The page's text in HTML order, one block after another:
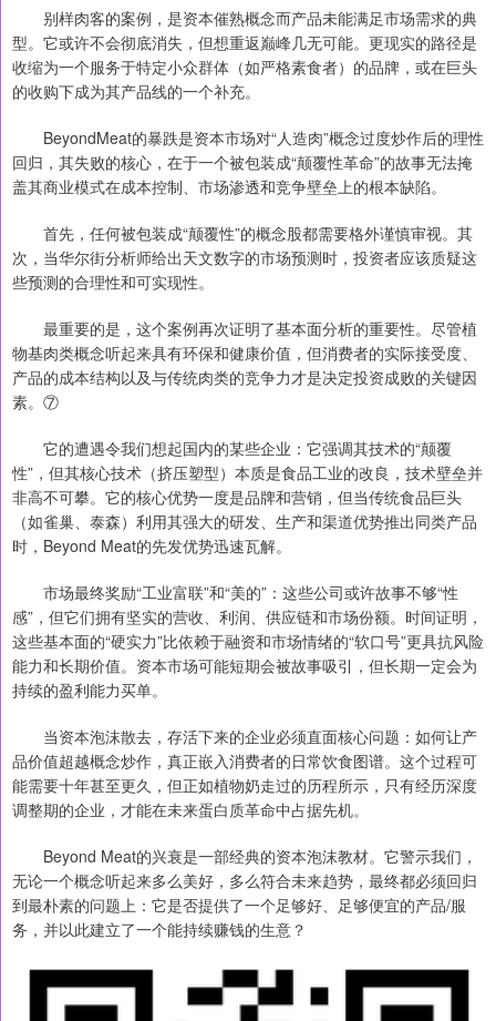
别样肉客的案例，是资本催熟概念而产品未能满足市场需求的典
型。它或许不会彻底消失，但想重返巅峰几无可能。更现实的路径是
收缩为一个服务于特定小众群体（如严格素食者）的品牌，或在巨头
的收购下成为其产品线的一个补充。
BeyondMeat的暴跌是资本市场对“人造肉”概念过度炒作后的理性
回归，其失败的核心，在于一个被包装成“颠覆性革命”的故事无法掩
盖其商业模式在成本控制、市场渗透和竞争壁垒上的根本缺陷。
首先，任何被包装成“颠覆性”的概念股都需要格外谨慎审视。其
次，当华尔街分析师给出天文数字的市场预测时，投资者应该质疑这
些预测的合理性和可实现性。
最重要的是，这个案例再次证明了基本面分析的重要性。尽管植
物基肉类概念听起来具有环保和健康价值，但消费者的实际接受度、
产品的成本结构以及与传统肉类的竞争力才是决定投资成败的关键因
素。⑦
它的遭遇令我们想起国内的某些企业：它强调其技术的“颠覆
性”，但其核心技术（挤压塑型）本质是食品工业的改良，技术壁垒并
非高不可攀。它的核心优势一度是品牌和营销，但当传统食品巨头
（如雀巢、泰森）利用其强大的研发、生产和渠道优势推出同类产品
时，Beyond Meat的先发优势迅速瓦解。
市场最终奖励“工业富联”和“美的”：这些公司或许故事不够“性
感”，但它们拥有坚实的营收、利润、供应链和市场份额。时间证明，
这些基本面的“硬实力”比依赖于融资和市场情绪的“软口号”更具抗风险
能力和长期价值。资本市场可能短期会被故事吸引，但长期一定会为
持续的盈利能力买单。
当资本泡沫散去，存活下来的企业必须直面核心问题：如何让产
品价值超越概念炒作，真正嵌入消费者的日常饮食图谱。这个过程可
能需要十年甚至更久，但正如植物奶走过的历程所示，只有经历深度
调整期的企业，才能在未来蛋白质革命中占据先机。
Beyond Meat的兴衰是一部经典的资本泡沫教材。它警示我们，
无论一个概念听起来多么美好，多么符合未来趋势，最终都必须回归
到最朴素的问题上：它是否提供了一个足够好、足够便宜的产品/服
务，并以此建立了一个能持续赚钱的生意？